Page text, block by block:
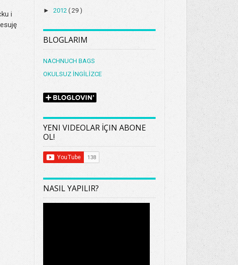
i
►2012( 29 )
BLOGLARIM
NACHNUCH BAGS
OKULSUZ İNGİLİZCE
YENI VIDEOLAR İÇIN ABONE
OL!
NASIL YAPILIR?